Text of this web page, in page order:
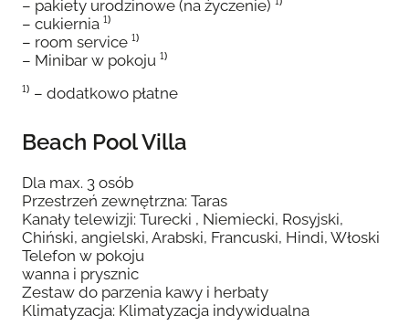
– pakiety urodzinowe (na życzenie) ¹⁾
– cukiernia ¹⁾
– room service ¹⁾
– Minibar w pokoju ¹⁾
¹⁾ – dodatkowo płatne
Beach Pool Villa
Dla max. 3 osób
Przestrzeń zewnętrzna: Taras
Kanały telewizji: Turecki , Niemiecki, Rosyjski,
Chiński, angielski, Arabski, Francuski, Hindi, Włoski
Telefon w pokoju
wanna i prysznic
Zestaw do parzenia kawy i herbaty
Klimatyzacja: Klimatyzacja indywidualna